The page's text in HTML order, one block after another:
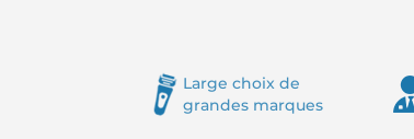
Large choix de
grandes marques